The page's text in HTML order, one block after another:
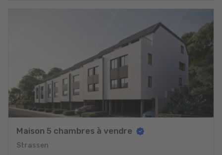
Maison 5 chambres à vendre
Strassen